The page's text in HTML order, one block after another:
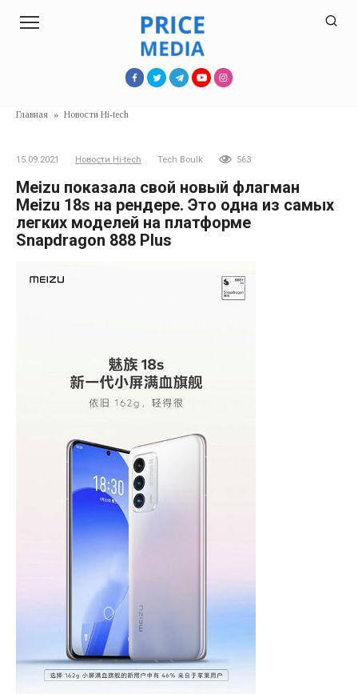
Главная » Новости Hi-tech
15.09.2021 Новости Hi-tech Tech Boulk 563
Meizu показала свой новый флагман
Meizu 18s на рендере. Это одна из самых
легких моделей на платформе
Snapdragon 888 Plus